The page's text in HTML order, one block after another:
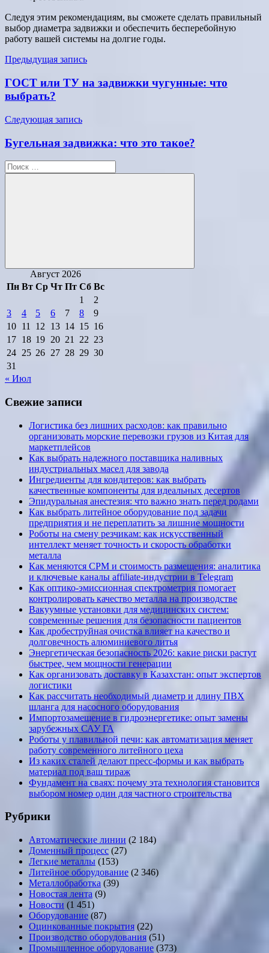
Следуя этим рекомендациям, вы сможете сделать правильный
выбор диаметра задвижки и обеспечить бесперебойную
работу вашей системы на долгие годы.
Навигация
по
записям
Предыдущая запись
ГОСТ или ТУ на задвижки чугунные: что
выбрать?
Следующая запись
Бугельная задвижка: что это такое?
Поиск
для:
Поиск
Август 2026
Пн Вт Ср Чт Пт Сб Вс
1
2
3
4 5 6 7 8
9
10 11 12 13 14 15 16
17 18 19 20 21 22 23
24 25 26 27 28 29 30
31
« Июл
Свежие записи
Логистика без лишних расходов: как правильно
организовать морские перевозки грузов из Китая для
маркетплейсов
Как выбрать надежного поставщика наливных
индустриальных масел для завода
Ингредиенты для кондитеров: как выбрать
качественные компоненты для идеальных десертов
Эпидуральная анестезия: что важно знать перед родами
Как выбрать литейное оборудование под задачи
предприятия и не переплатить за лишние мощности
Роботы на смену резчикам: как искусственный
интеллект меняет точность и скорость обработки
металла
Как меняются CPM и стоимость размещения: аналитика
и ключевые каналы affiliate-индустрии в Telegram
Как оптико-эмиссионная спектрометрия помогает
контролировать качество металла на производстве
Вакуумные установки для медицинских систем:
современные решения для безопасности пациентов
Как дробеструйная очистка влияет на качество и
долговечность алюминиевого литья
Энергетическая безопасность 2026: какие риски растут
быстрее, чем мощности генерации
Как организовать доставку в Казахстан: опыт экспертов
логистики
Как рассчитать необходимый диаметр и длину ПВХ
шланга для насосного оборудования
Импортозамещение в гидроэнергетике: опыт замены
зарубежных САУ ГА
Роботы у плавильной печи: как автоматизация меняет
работу современного литейного цеха
Из каких сталей делают пресс-формы и как выбрать
материал под ваш тираж
Фундамент на сваях: почему эта технология становится
выбором номер один для частного строительства
Рубрики
Автоматические линии (2 184)
Доменный процесс (27)
Легкие металлы (153)
Литейное оборудование (2 346)
Металлобработка (39)
Новостая лента (9)
Новости (1 451)
Оборудование (87)
Оцинкованные покрытия (22)
Производство оборудования (51)
Промышленное оборудование (373)